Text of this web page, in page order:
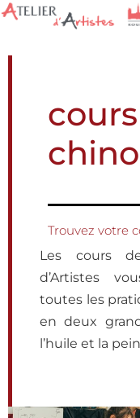
Trouvez votre
Les cours
d’Artistes
toutes les
en deux
l’huile et la